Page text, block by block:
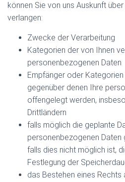
können Sie von uns Auskunft
verlangen:
Zwecke der Verarbeitung
Kategorien der von Ihnen
personenbezogenen Daten
Empfänger oder
gegenüber denen Ihre
offengelegt werden,
Drittländern
falls möglich die geplante
personenbezogenen
falls dies nicht möglich ist,
Festlegung der
das Bestehen eines